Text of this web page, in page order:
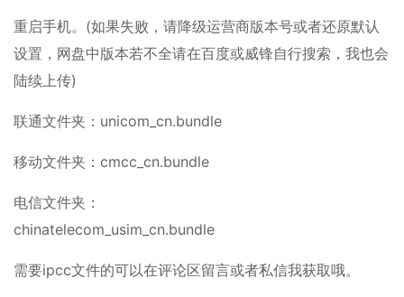
重启手机。(如果失败，请降级运营商版本号或者还原默认
设置，网盘中版本若不全请在百度或威锋自行搜索，我也会
陆续上传)
联通文件夹：unicom_cn.bundle
移动文件夹：cmcc_cn.bundle
电信文件夹：
chinatelecom_usim_cn.bundle
需要ipcc文件的可以在评论区留言或者私信我获取哦。